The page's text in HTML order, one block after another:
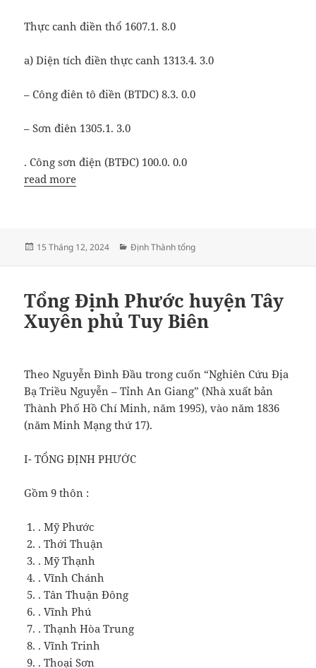
Thực canh điền thổ 1607.1. 8.0
a) Diện tích điền thực canh 1313.4. 3.0
– Công điên tô điền (BTDC) 8.3. 0.0
– Sơn điên 1305.1. 3.0
. Công sơn điện (BTĐC) 100.0. 0.0
read more
Đăng
15 Tháng 12, 2024
Danh
Định Thành tổng
Tổng Định Phước huyện Tây
Xuyên phủ Tuy Biên
Theo Nguyễn Đình Đầu trong cuốn “Nghiên Cứu Địa
Bạ Triều Nguyễn – Tỉnh An Giang” (Nhà xuất bản
Thành Phố Hồ Chí Minh, năm 1995), vào năm 1836
(năm Minh Mạng thứ 17).
I- TỔNG ĐỊNH PHƯỚC
Gồm 9 thôn :
. Mỹ Phước
. Thới Thuận
. Mỹ Thạnh
. Vĩnh Chánh
. Tân Thuận Đông
. Vĩnh Phú
. Thạnh Hòa Trung
. Vĩnh Trinh
. Thoại Sơn